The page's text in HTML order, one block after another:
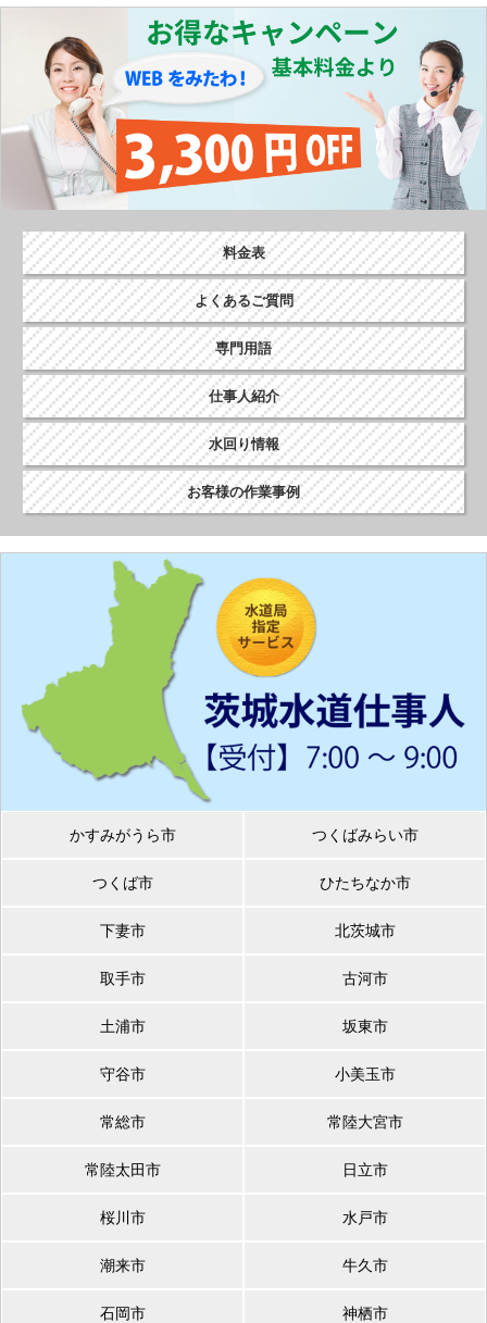
料金表
よくあるご質問
専門用語
仕事人紹介
水回り情報
お客様の作業事例
かすみがうら市 つくばみらい市
つくば市 ひたちなか市
下妻市 北茨城市
取手市 古河市
土浦市 坂東市
守谷市 小美玉市
常総市 常陸大宮市
常陸太田市 日立市
桜川市 水戸市
潮来市 牛久市
石岡市 神栖市